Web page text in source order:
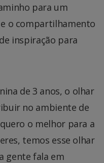
para um
o compartilhamento
inspiração para
de 3 anos, o olhar
no ambiente de
o melhor para a
temos esse olhar
gente fala em